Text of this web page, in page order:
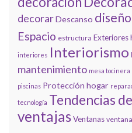
decorarDescanso diseño
Espacio estructura Exteriores
interiores Interiorismo
mantenimiento mesa tocinera
piscinas Protección hogar
tecnología Tendencias
ventajasVentanas